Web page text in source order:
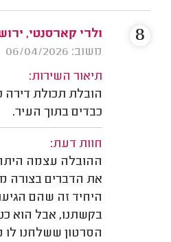
ולרי קארסנטי,
משוב: 06/04/2026
תיאור השירות:
הובלת תכולת דירה
כבדים בתוך העיר.
חוות דעת:
ההובלה עצמה
את הדברים בצורה
בקשתנו, אבל הוא
הסרטון ששלחנו לו
8